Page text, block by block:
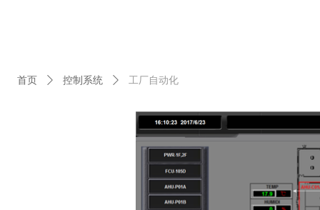
首页 ꄲ 控制系统 ꄲ 工厂自动化